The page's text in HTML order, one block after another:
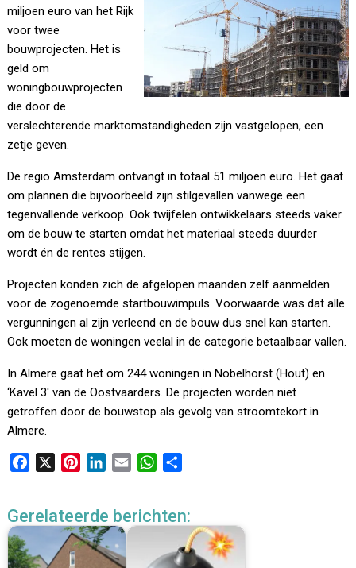
miljoen euro van het Rijk
voor twee
bouwprojecten. Het is
geld om
woningbouwprojecten
die door de
verslechterende marktomstandigheden zijn vastgelopen, een
zetje geven.
De regio Amsterdam ontvangt in totaal 51 miljoen euro. Het gaat
om plannen die bijvoorbeeld zijn stilgevallen vanwege een
tegenvallende verkoop. Ook twijfelen ontwikkelaars steeds vaker
om de bouw te starten omdat het materiaal steeds duurder
wordt én de rentes stijgen.
Projecten konden zich de afgelopen maanden zelf aanmelden
voor de zogenoemde startbouwimpuls. Voorwaarde was dat alle
vergunningen al zijn verleend en de bouw dus snel kan starten.
Ook moeten de woningen veelal in de categorie betaalbaar vallen.
In Almere gaat het om 244 woningen in Nobelhorst (Hout) en
‘Kavel 3′ van de Oostvaarders. De projecten worden niet
getroffen door de bouwstop als gevolg van stroomtekort in
Almere.
e
o
t
e
k
e
d
i
W
t
A
e
n
Gerelateerde berichten: